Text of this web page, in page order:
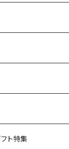
ーソン)
ラ アシュレイ)
ソン)
ト特集